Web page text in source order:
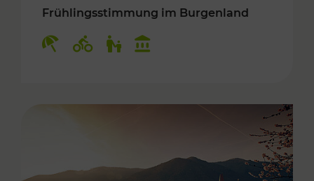
Frühlingsstimmung im Burgenland